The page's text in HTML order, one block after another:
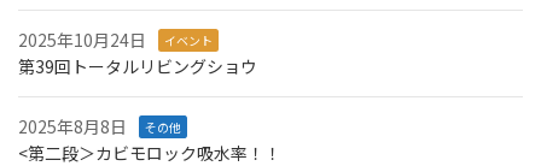
2025年10月24日 イベント
第39回トータルリビングショウ
2025年8月8日 その他
<第二段＞カビモロック吸水率！！